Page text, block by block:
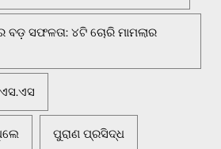
ବଡ଼ ସଫଳତା: ୪ଟି ଚୋରି ମାମଲାର
ପୁରାଣ ପ୍ରସିଦ୍ଧ